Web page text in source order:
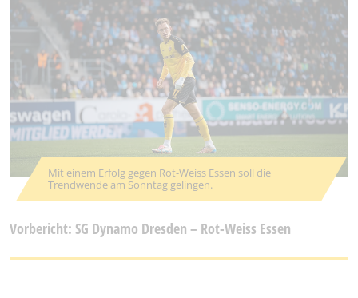
Mit einem Erfolg gegen Rot-Weiss Essen soll die
Trendwende am Sonntag gelingen.
Vorbericht: SG Dynamo Dresden – Rot-Weiss Essen